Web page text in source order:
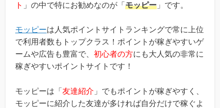
ト 」の中で特にお勧めなのが「 モッピー 」です。
モッピーは人気ポイントサイトランキングで常に上位
で利用者数もトップクラス！ポイントが稼ぎやすいゲ
ームや広告も豊富で、 初心者の方にも大人気の非常に
稼ぎやすいポイントサイトです！
モッピーは「 友達紹介 」でもポイントが稼ぎやすく、
モッピーに紹介した友達が多ければ自分だけで稼ぐよ